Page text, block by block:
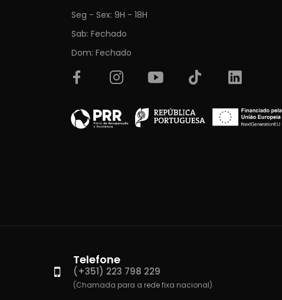
Seg - Sex: 9H - 18H
Sab: Fechado
Dom: Fechado
Telefone
(+351) 223 798 229
(Chamada para a rede fixa nacional)